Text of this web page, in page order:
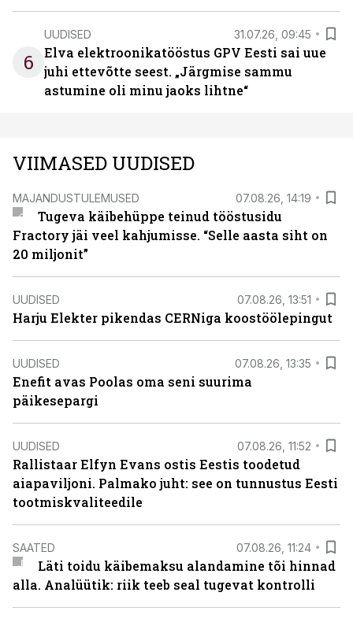
6
UUDISED 31.07.26, 09:45
Elva elektroonikatööstus GPV Eesti sai uue
juhi ettevõtte seest. „Järgmise sammu
astumine oli minu jaoks lihtne“
VIIMASED UUDISED
MAJANDUSTULEMUSED 07.08.26, 14:19
Tugeva käibehüppe teinud tööstusidu
Fractory jäi veel kahjumisse. “Selle aasta siht on
20 miljonit”
UUDISED 07.08.26, 13:51
Harju Elekter pikendas CERNiga koostöölepingut
UUDISED 07.08.26, 13:35
Enefit avas Poolas oma seni suurima
päikesepargi
UUDISED 07.08.26, 11:52
Rallistaar Elfyn Evans ostis Eestis toodetud
aiapaviljoni. Palmako juht: see on tunnustus Eesti
tootmiskvaliteedile
SAATED 07.08.26, 11:24
Läti toidu käibemaksu alandamine tõi hinnad
alla. Analüütik: riik teeb seal tugevat kontrolli